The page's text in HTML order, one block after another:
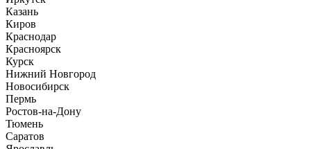
Казань
Киров
Краснодар
Красноярск
Курск
Нижний Новгород
Новосибирск
Пермь
Ростов-на-Дону
Тюмень
Саратов